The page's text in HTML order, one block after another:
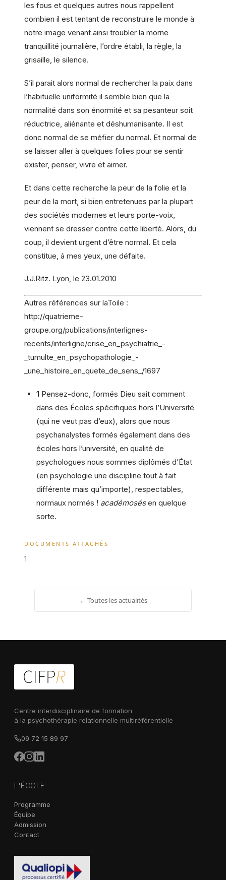
les fous et quelques autres nous rappellent
combien il est tentant de reconstruire le monde à
notre image venant ainsi troubler la morne
tranquillité journalière, l’ordre établi, la règle, la
grisaille, le silence.
S’il parait alors normal de rechercher la paix dans
l’habituelle uniformité il semble bien que la
normalité dans son énormité et sa pesanteur soit
réductrice, aliénante et déshumanisante. Il est
donc normal de se méfier du normal. Et normal de
se laisser aller à quelques folies pour se sentir
exister, penser, vivre et aimer.
Et dans cette recherche la peur de la folie et la
peur de la mort, si bien entretenues par la plupart
des sociétés modernes et leurs porte-voix,
viennent se dresser contre cette liberté. Alors, du
coup, il devient urgent d’être normal. Et cela
constitue, à mes yeux, une défaite.
J.J.Ritz. Lyon, le 23.01.2010
Autres références sur laToile :
http://quatrieme-
groupe.org/publications/interlignes-
recents/interligne/crise_en_psychiatrie_-
_tumulte_en_psychopathologie_-
_une_histoire_en_quete_de_sens_/1697
1 Pensez-donc, formés Dieu sait comment
dans des Écoles spécifiques hors l’Université
(qui ne veut pas d’eux), alors que nous
psychanalystes formés également dans des
écoles hors l’université, en qualité de
psychologues nous sommes diplômés d’État
(en psychologie une discipline tout à fait
différente mais qu’importe), respectables,
normaux normés ! académosésen quelque
sorte.
DOCUMENTS ATTACHÉS
1
← Toutes les actualités
Centre interdisciplinaire de formation
à la psychothérapie relationnelle multiréférentielle
09 72 15 89 97
L'ÉCOLE
Programme
Équipe
Admission
Contact